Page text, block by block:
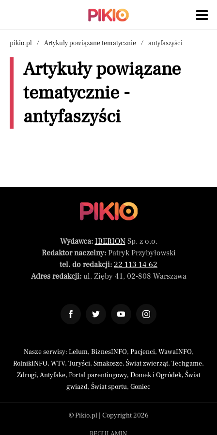
pikio.pl Artykuły powiązane tematycznie antyfaszyści
Artykuły powiązane
tematycznie -
antyfaszyści
Wydawca: IBERIONSp. z o.o.
Redaktor naczelny:Patryk Przybyłowski
tel. do redakcji: 22 113 14 62
Adres redakcji:ul. Zięby 41, 02-808 Warszawa
Nasze serwisy: Lelum, BiznesINFO, Pacjenci, WawaINFO,
RolnikINFO, WTV, Turyści, Smakosze, Świat zwierząt, Techgame,
Zdrogi,Antyfake, Portal parentingowy, Domek i Ogródek, Świat
gwiazd, Świat sportu, Goniec
© Pikio.pl | Copyright 2026